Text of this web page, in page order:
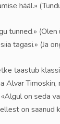
hääl.»
tunned.»
tagasi.» (Ja
taastub
Alvar
on seda
on saanud